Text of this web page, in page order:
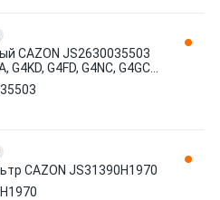
CAZON JS2630035503
G4KD, G4FD, G4NC, G4GC,
CAZON JS31390H1970